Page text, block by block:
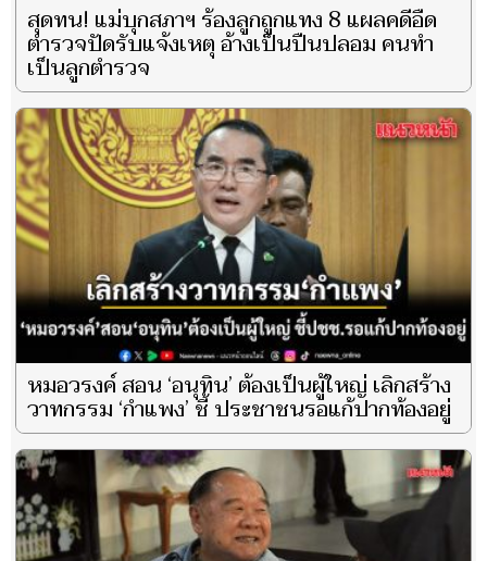
สุดทน! แม่บุกสภาฯ ร้องลูกถูกแทง 8 แผลคดีอืด
ตำรวจปัดรับแจ้งเหตุ อ้างเป็นปืนปลอม คนทำ
เป็นลูกตำรวจ
หมอวรงค์ สอน ‘อนุทิน’ ต้องเป็นผู้ใหญ่ เลิกสร้าง
วาทกรรม ‘กำแพง’ ชี้ ประชาชนรอแก้ปากท้องอยู่